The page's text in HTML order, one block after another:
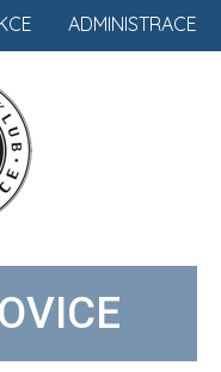
ADMINISTRACE